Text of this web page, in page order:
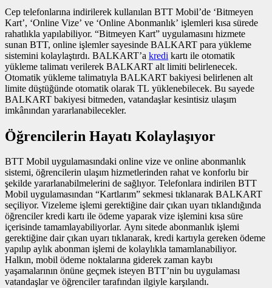
Cep telefonlarına indirilerek kullanılan BTT Mobil’de ‘Bitmeyen
Kart’, ‘Online Vize’ ve ‘Online Abonmanlık’ işlemleri kısa sürede
rahatlıkla yapılabiliyor. “Bitmeyen Kart” uygulamasını hizmete
sunan BTT, online işlemler sayesinde BALKART para yükleme
sistemini kolaylaştırdı. BALKART’a kredi kartı ile otomatik
yükleme talimatı verilerek BALKART alt limiti belirlenecek.
Otomatik yükleme talimatıyla BALKART bakiyesi belirlenen alt
limite düştüğünde otomatik olarak TL yüklenebilecek. Bu sayede
BALKART bakiyesi bitmeden, vatandaşlar kesintisiz ulaşım
imkânından yararlanabilecekler.
Öğrencilerin Hayatı Kolaylaşıyor
BTT Mobil uygulamasındaki online vize ve online abonmanlık
sistemi, öğrencilerin ulaşım hizmetlerinden rahat ve konforlu bir
şekilde yararlanabilmelerini de sağlıyor. Telefonlara indirilen BTT
Mobil uygulamasından “Kartlarım” sekmesi tıklanarak BALKART
seçiliyor. Vizeleme işlemi gerektiğine dair çıkan uyarı tıklandığında
öğrenciler kredi kartı ile ödeme yaparak vize işlemini kısa süre
içerisinde tamamlayabiliyorlar. Aynı sitede abonmanlık işlemi
gerektiğine dair çıkan uyarı tıklanarak, kredi kartıyla gereken ödeme
yapılıp aylık abonman işlemi de kolaylıkla tamamlanabiliyor.
Halkın, mobil ödeme noktalarına giderek zaman kaybı
yaşamalarının önüne geçmek isteyen BTT’nin bu uygulaması
vatandaşlar ve öğrenciler tarafından ilgiyle karşılandı.